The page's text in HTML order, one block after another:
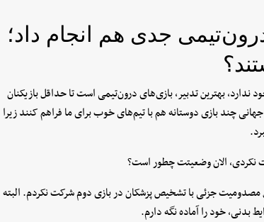
جدی هم انجام داد؛
بهترین تدبیر، بازی‌های درون‌تیمی است تا حداقل بازیکنان
چند بازی دوستانه هم با تیم‌های خوب برای ما فراهم کنند زیرا
نکردی، الان وضعیتت چطور است؟
مصدومیت جزئی با تشخیص پزشکان در بازی دوم شرکت نکردم. البته
بدنی، خود را آماده نگه دارم.